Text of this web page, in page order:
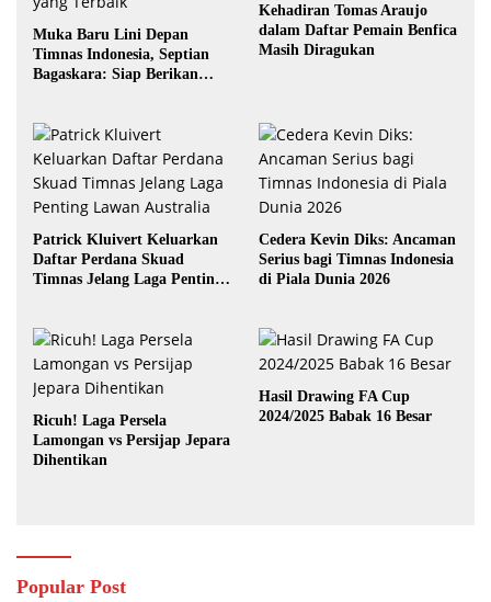
Muka Baru Lini Depan
Timnas Indonesia, Septian
Bagaskara: Siap Berikan
Kehadiran Tomas Araujo
dalam Daftar Pemain Benfica
Masih Diragukan
Patrick Kluivert Keluarkan
Daftar Perdana Skuad
Timnas Jelang Laga Penting
Cedera Kevin Diks: Ancaman
Serius bagi Timnas Indonesia
di Piala Dunia 2026
Ricuh! Laga Persela
Lamongan vs Persijap Jepara
Dihentikan
Hasil Drawing FA Cup
2024/2025 Babak 16 Besar
Popular Post